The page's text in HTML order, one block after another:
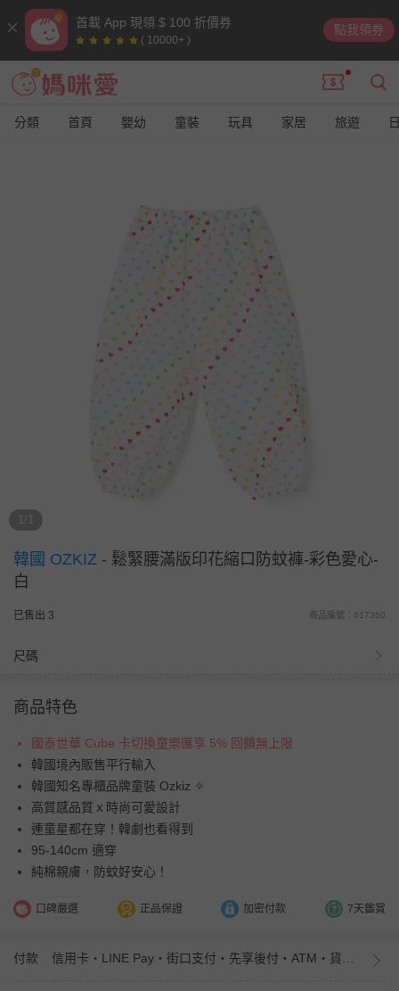
首載 App 現領 $ 100 折價券
( 10000+ )
點我領券
分類 首頁 嬰幼 童裝 玩具 家居 旅遊
1/1
韓國 OZKIZ - 鬆緊腰滿版印花縮口防蚊褲-彩色愛心-
白
已售出 3 商品編號：617360
尺碼
商品特色
國泰世華 Cube 卡切換童樂匯享 5% 回饋無上限
韓國境內販售平行輸入
韓國知名專櫃品牌童裝 Ozkiz ✧
高質感品質ｘ時尚可愛設計
連童星都在穿！韓劇也看得到
95-140cm 適穿
純棉親膚，防蚊好安心！
口碑嚴選 正品保證 加密付款 7天鑑賞
付款